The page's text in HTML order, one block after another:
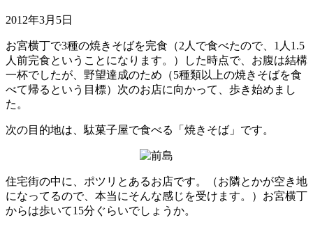
2012年3月5日
更
新
日
時
お宮横丁で3種の焼きそばを完食（2人で食べたので、1人1.5
人前完食ということになります。）した時点で、お腹は結構
一杯でしたが、野望達成のため（5種類以上の焼きそばを食
べて帰るという目標）次のお店に向かって、歩き始めまし
た。
次の目的地は、駄菓子屋で食べる「焼きそば」です。
住宅街の中に、ポツリとあるお店です。（お隣とかが空き地
になってるので、本当にそんな感じを受けます。）お宮横丁
からは歩いて15分ぐらいでしょうか。